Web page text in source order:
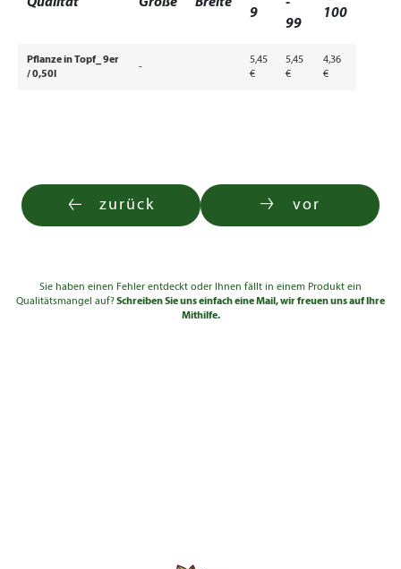
9
99
100
Pflanze in Topf_ 9er
/ 0,50l
-
5,45
€
5,45
€
4,36
€
zurück vor
Sie haben einen Fehler entdeckt oder Ihnen fällt in einem Produkt ein
Qualitätsmangel auf?Schreiben Sie uns einfach eine Mail, wir freuen uns auf Ihre
Mithilfe.